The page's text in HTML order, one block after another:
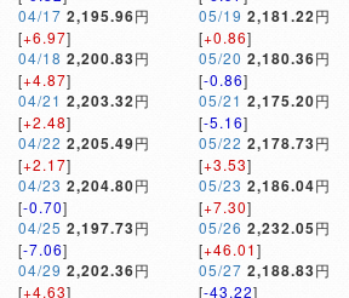
04/17 2,195.96円
[+6.97]
04/18 2,200.83円
[+4.87]
04/21 2,203.32円
[+2.48]
04/22 2,205.49円
[+2.17]
04/23 2,204.80円
[-0.70]
04/25 2,197.73円
[-7.06]
04/29 2,202.36円
[+4.63]
05/19 2,181.22円
[+0.86]
05/20 2,180.36円
[-0.86]
05/21 2,175.20円
[-5.16]
05/22 2,178.73円
[+3.53]
05/23 2,186.04円
[+7.30]
05/26 2,232.05円
[+46.01]
05/27 2,188.83円
[-43.22]